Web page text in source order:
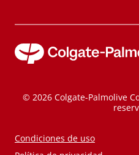
© 2026 Colgate-Palmolive
Condiciones de uso